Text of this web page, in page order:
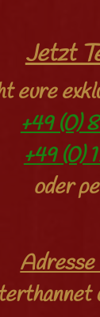
Jetzt
eure
+49 (0)
+49 (0)
oder
Adresse